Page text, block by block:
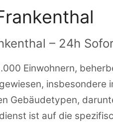
– 24h
Einwohnern,
Gebäudetypen,
ist auf die